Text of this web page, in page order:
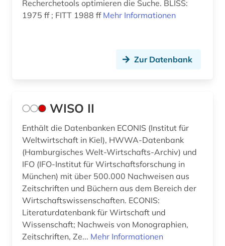
Recherchetools optimieren die Suche. BLISS:
1975 ff ; FITT 1988 ff Mehr Informationen
Zur Datenbank
WISO II
Enthält die Datenbanken ECONIS (Institut für
Weltwirtschaft in Kiel), HWWA-Datenbank
(Hamburgisches Welt-Wirtschafts-Archiv) und
IFO (IFO-Institut für Wirtschaftsforschung in
München) mit über 500.000 Nachweisen aus
Zeitschriften und Büchern aus dem Bereich der
Wirtschaftswissenschaften. ECONIS:
Literaturdatenbank für Wirtschaft und
Wissenschaft; Nachweis von Monographien,
Zeitschriften, Ze... Mehr Informationen